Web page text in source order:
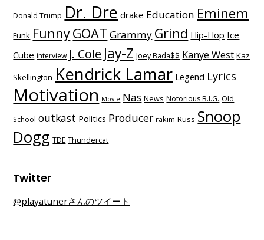
Donald Trump Dr. Dre drake Education Eminem
Funk FunnyGOAT Grammy Grind Hip-Hop Ice
Cube interview J. Cole Jay-Z Joey Bada$$ Kanye West Kaz
Skellington Kendrick Lamar Legend Lyrics
Motivation Movie Nas News Notorious B.I.G. Old
School outkast Politics Producer rakim Russ Snoop
Dogg TDE Thundercat
Twitter
@playatunerさんのツイート